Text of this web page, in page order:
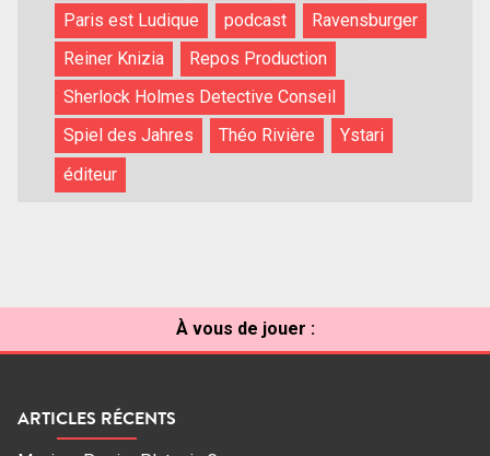
Paris est Ludique
podcast
Ravensburger
Reiner Knizia
Repos Production
Sherlock Holmes Detective Conseil
Spiel des Jahres
Théo Rivière
Ystari
éditeur
À vous de jouer :
ARTICLES RÉCENTS